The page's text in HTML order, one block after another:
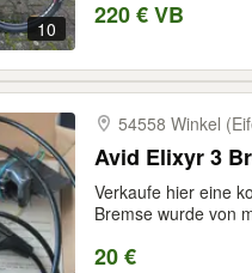
10 220 € VB
54558 Winkel
Avid Elixyr 3
Verkaufe hier eine
Bremse wurde von
20 €